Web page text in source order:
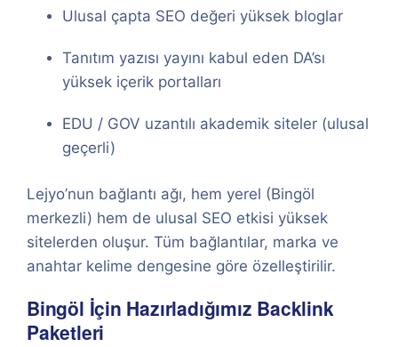
Ulusal çapta SEO değeri yüksek bloglar
Tanıtım yazısı yayını kabul eden DA’sı
yüksek içerik portalları
EDU / GOV uzantılı akademik siteler (ulusal
geçerli)
Lejyo’nun bağlantı ağı, hem yerel (Bingöl
merkezli) hem de ulusal SEO etkisi yüksek
sitelerden oluşur. Tüm bağlantılar, marka ve
anahtar kelime dengesine göre özelleştirilir.
Bingöl İçin Hazırladığımız Backlink
Paketleri